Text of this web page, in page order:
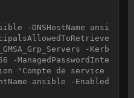
-DNSHostName ansi
-Kerb
-ManagedPasswordInte
"Compte de service
ansible -Enabled